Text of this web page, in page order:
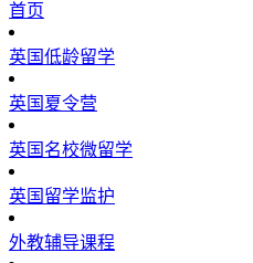
首页
英国低龄留学
英国夏令营
英国名校微留学
英国留学监护
外教辅导课程